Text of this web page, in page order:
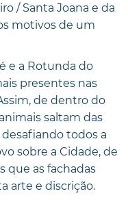
/ Santa Joana e da
motivos de um
e a Rotunda do
presentes nas
de dentro do
saltam das
desafiando todos a
sobre a Cidade, de
que as fachadas
arte e discrição.